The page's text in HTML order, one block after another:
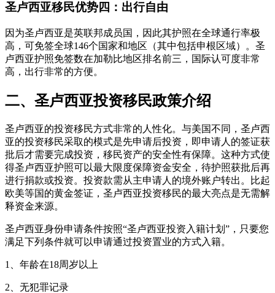
圣卢西亚移民优势四：出行自由
因为圣卢西亚是英联邦成员国，因此其护照在全球通行率极
高，可免签全球146个国家和地区（其中包括申根区域）。圣
卢西亚护照免签数在加勒比地区排名前三，国际认可度非常
高，出行非常的方便。
二、圣卢西亚投资移民政策介绍
圣卢西亚的投资移民方式非常的人性化。与美国不同，圣卢西
亚的投资移民采取的模式是先申请后投资，即申请人的签证获
批后才需要完成投资，移民资产的安全性有保障。这种方式使
得圣卢西亚护照可以最大限度保障资金安全，待护照获批后再
进行捐款或投资。投资款需从主申请人的境外账户转出。比起
欧美等国的黄金签证，圣卢西亚投资移民的最大亮点是无需解
释资金来源。
圣卢西亚身份申请条件按照“圣卢西亚投资入籍计划”，只要您
满足下列条件就可以申请通过投资置业的方式入籍。
1、年龄在18周岁以上
2、无犯罪记录